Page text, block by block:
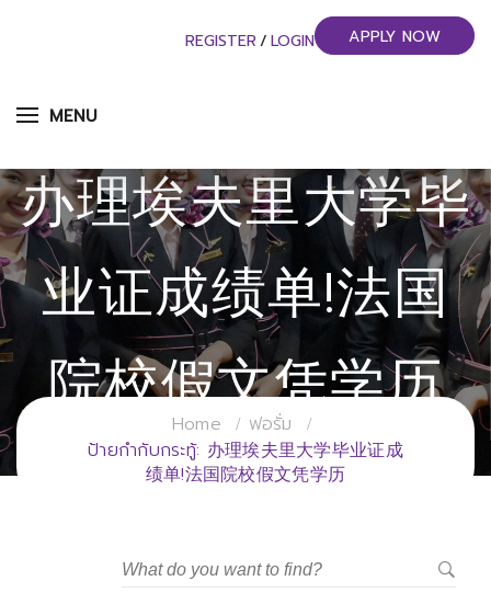
MENU
REGISTER / LOGIN APPLY NOW
办理埃夫里大学毕
业证成绩单!法国
院校假文凭学历
วิทยาลัยการจัดการอุตสาหกรรมบริการ
มหาวิทยาลัยราชภัฏสวนสุนันทา
Home
ฟอรั่ม
ป้ายกำกับกระทู้: 办理埃夫里大学毕业证成
绩单!法国院校假文凭学历